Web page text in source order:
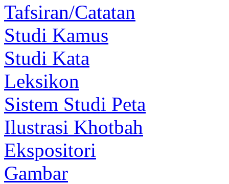
Tafsiran/Catatan
Studi Kamus
Studi Kata
Leksikon
Sistem Studi Peta
Ilustrasi Khotbah
Ekspositori
Gambar